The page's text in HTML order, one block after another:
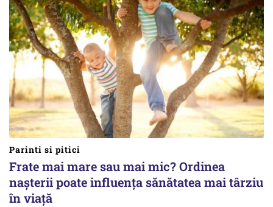
Parinti si pitici
Frate mai mare sau mai mic? Ordinea
nașterii poate influența sănătatea mai târziu
în viață